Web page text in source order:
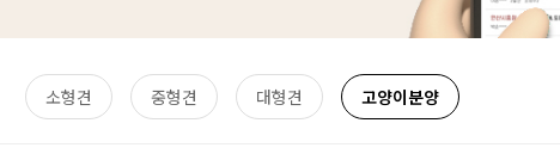
소형견 중형견 대형견 고양이분양